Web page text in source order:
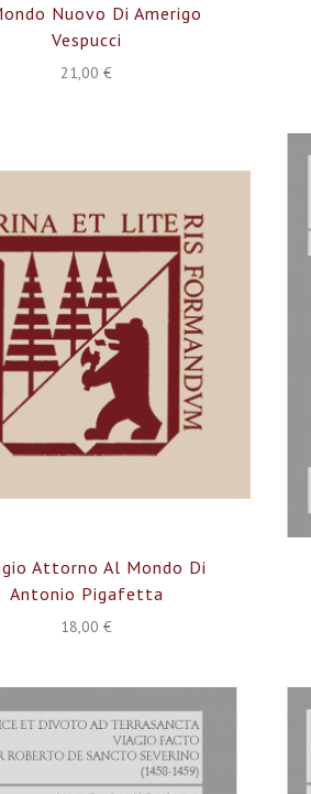
Nuovo Di Amerigo
Vespucci
21,00 €
Attorno Al Mondo Di
Antonio Pigafetta
18,00 €